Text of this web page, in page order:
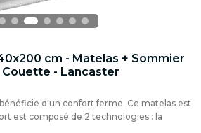
cm - Matelas + Sommier
Couette - Lancaster
d'un confort ferme. Ce matelas est
est composé de 2 technologies : la